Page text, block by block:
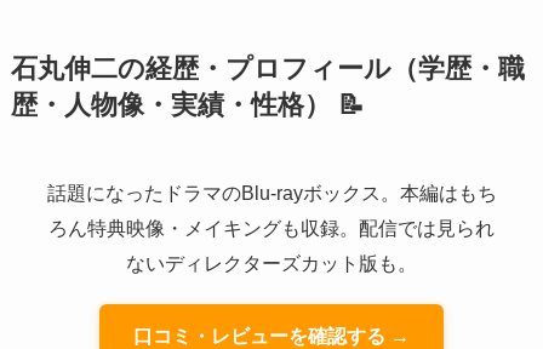
石丸伸二の経歴・プロフィール（学歴・職
歴・人物像・実績・性格） 📝
話題になったドラマのBlu-rayボックス。本編はもち
ろん特典映像・メイキングも収録。配信では見られ
ないディレクターズカット版も。
口コミ・レビューを確認する →